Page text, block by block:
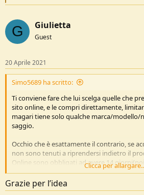
c
t
i
o
s
:
G Giulietta
Guest
20 Aprile 2021
Simo5689 ha scritto:
Ti conviene fare che lui scelga quelle che
sito online, e le compri direttamente,
magari tiene solo qualche marca/
saggio.
Occhio che è esattamente il contrario, se
non sono tenuti a riprendersi indietro il
Online sono obbligati ad avere 14
fornirne di più) per il diritto di recesso.
Se uno non sa cosa cerca meglio l'acquisto
costi minori, e provarle quanto si vuole a
Clicca per
Grazie per l’idea